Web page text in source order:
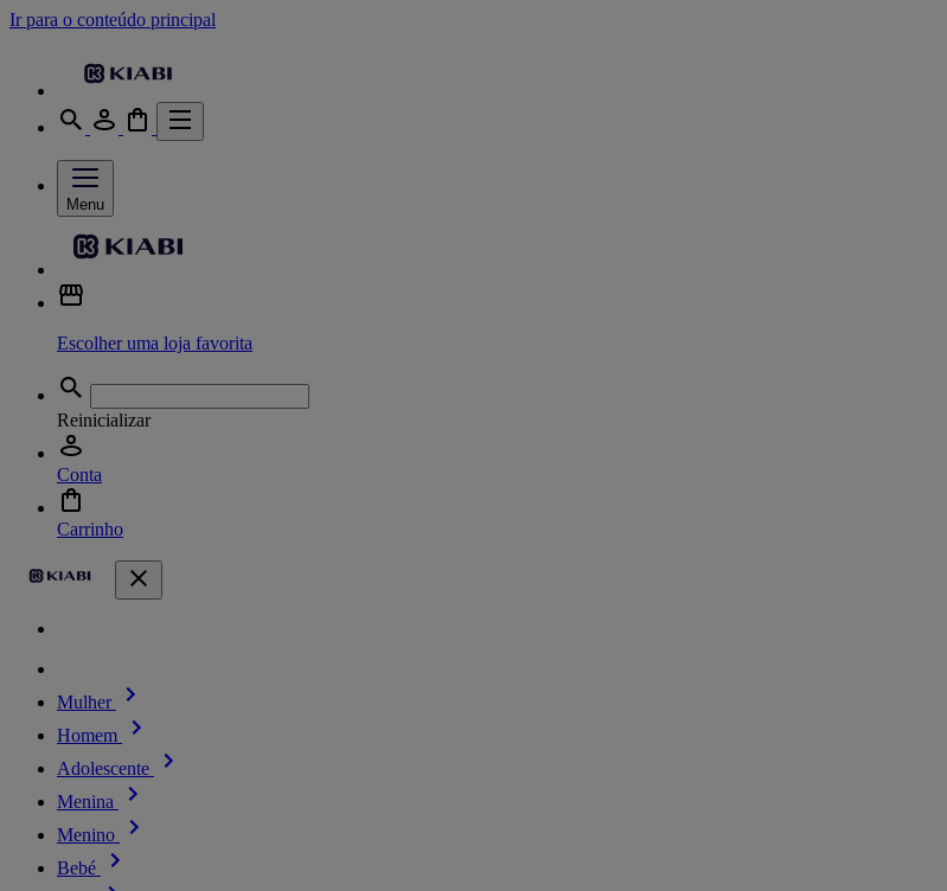
Ir para o conteúdo principal
Menu
Escolher uma loja favorita
Reinicializar
Conta
Carrinho
Mulher
Homem
Adolescente
Menina
Menino
Bebé